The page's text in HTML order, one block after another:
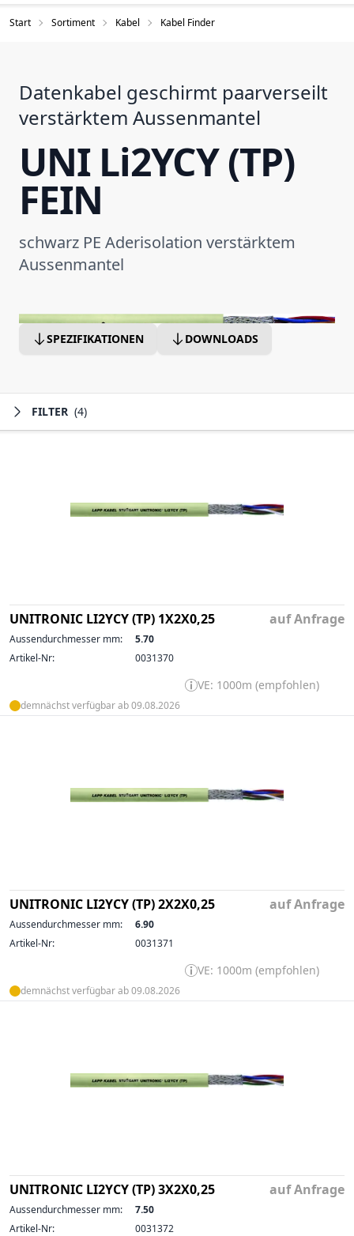
Start Sortiment Kabel Kabel Finder
Datenkabel geschirmt paarverseilt
verstärktem Aussenmantel
UNI Li2YCY (TP)
FEIN
schwarz PE Aderisolation verstärktem
Aussenmantel
SPEZIFIKATIONEN DOWNLOADS
FILTER (4)
UNITRONIC LI2YCY (TP) 1X2X0,25 auf Anfrage
Aussendurchmesser mm:
5.70
Artikel-Nr:
0031370
VE: 1000m (empfohlen)
demnächst verfügbar ab 09.08.2026
UNITRONIC LI2YCY (TP) 2X2X0,25 auf Anfrage
Aussendurchmesser mm:
6.90
Artikel-Nr:
0031371
VE: 1000m (empfohlen)
demnächst verfügbar ab 09.08.2026
UNITRONIC LI2YCY (TP) 3X2X0,25 auf Anfrage
Aussendurchmesser mm:
7.50
Artikel-Nr:
0031372